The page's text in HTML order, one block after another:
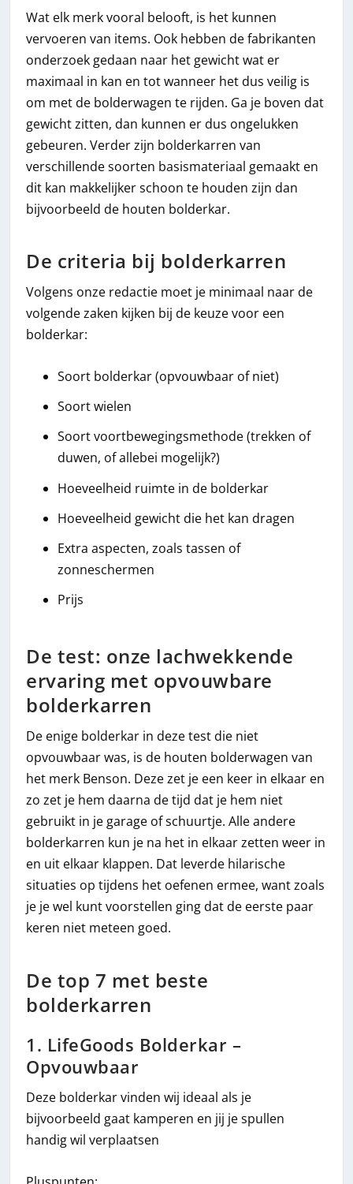
Wat elk merk vooral belooft, is het kunnen
vervoeren van items. Ook hebben de fabrikanten
onderzoek gedaan naar het gewicht wat er
maximaal in kan en tot wanneer het dus veilig is
om met de bolderwagen te rijden. Ga je boven dat
gewicht zitten, dan kunnen er dus ongelukken
gebeuren. Verder zijn bolderkarren van
verschillende soorten basismateriaal gemaakt en
dit kan makkelijker schoon te houden zijn dan
bijvoorbeeld de houten bolderkar.
De criteria bij bolderkarren
Volgens onze redactie moet je minimaal naar de
volgende zaken kijken bij de keuze voor een
bolderkar:
Soort bolderkar (opvouwbaar of niet)
Soort wielen
Soort voortbewegingsmethode (trekken of
duwen, of allebei mogelijk?)
Hoeveelheid ruimte in de bolderkar
Hoeveelheid gewicht die het kan dragen
Extra aspecten, zoals tassen of
zonneschermen
Prijs
De test: onze lachwekkende
ervaring met opvouwbare
bolderkarren
De enige bolderkar in deze test die niet
opvouwbaar was, is de houten bolderwagen van
het merk Benson. Deze zet je een keer in elkaar en
zo zet je hem daarna de tijd dat je hem niet
gebruikt in je garage of schuurtje. Alle andere
bolderkarren kun je na het in elkaar zetten weer in
en uit elkaar klappen. Dat leverde hilarische
situaties op tijdens het oefenen ermee, want zoals
je je wel kunt voorstellen ging dat de eerste paar
keren niet meteen goed.
De top 7 met beste
bolderkarren
1. LifeGoods Bolderkar –
Opvouwbaar
Deze bolderkar vinden wij ideaal als je
bijvoorbeeld gaat kamperen en jij je spullen
handig wil verplaatsen